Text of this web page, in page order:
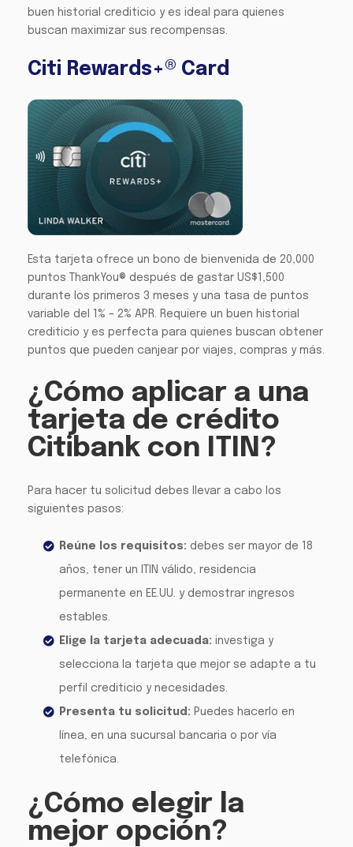
buen historial crediticio y es ideal para quienes
buscan maximizar sus recompensas.
Citi Rewards+® Card
Esta tarjeta ofrece un bono de bienvenida de 20,000
puntos ThankYou® después de gastar US$1,500
durante los primeros 3 meses y una tasa de puntos
variable del 1% – 2% APR. Requiere un buen historial
crediticio y es perfecta para quienes buscan obtener
puntos que pueden canjear por viajes, compras y más.
¿Cómo aplicar a una
tarjeta de crédito
Citibank con ITIN?
Para hacer tu solicitud debes llevar a cabo los
siguientes pasos:
Reúne los requisitos: debes ser mayor de 18
años, tener un ITIN válido, residencia
permanente en EE.UU. y demostrar ingresos
estables.
Elige la tarjeta adecuada: investiga y
selecciona la tarjeta que mejor se adapte a tu
perfil crediticio y necesidades.
Presenta tu solicitud: Puedes hacerlo en
línea, en una sucursal bancaria o por vía
telefónica.
¿Cómo elegir la
mejor opción?